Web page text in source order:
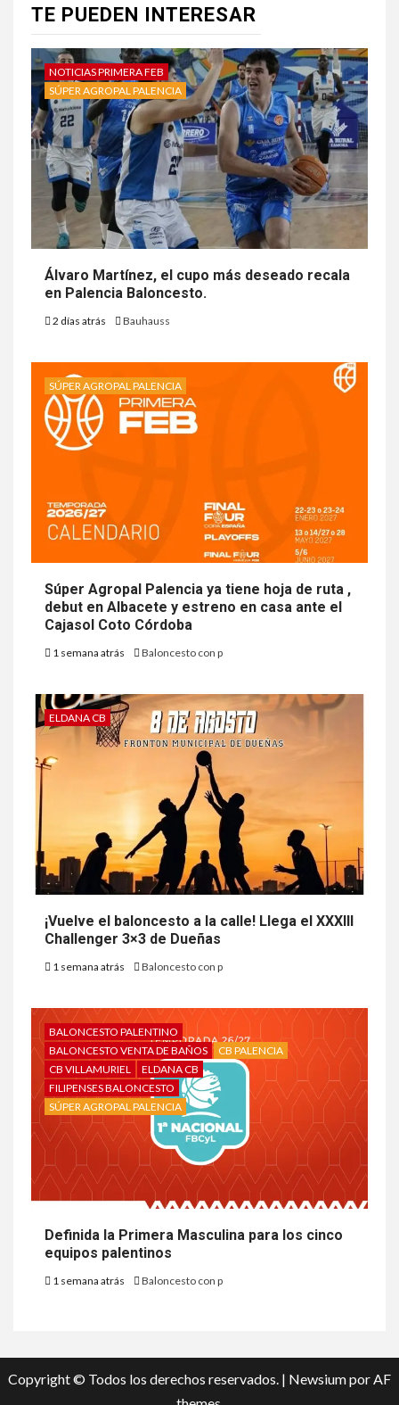
TE PUEDEN INTERESAR
NOTICIAS PRIMERA FEB
SÚPER AGROPAL PALENCIA
Álvaro Martínez, el cupo más deseado recala
en Palencia Baloncesto.
2 días atrás Bauhauss
SÚPER AGROPAL PALENCIA
Súper Agropal Palencia ya tiene hoja de ruta ,
debut en Albacete y estreno en casa ante el
Cajasol Coto Córdoba
1 semana atrás Baloncesto con p
ELDANA CB
¡Vuelve el baloncesto a la calle! Llega el XXXIII
Challenger 3×3 de Dueñas
1 semana atrás Baloncesto con p
BALONCESTO PALENTINO
BALONCESTO VENTA DE BAÑOS
CB PALENCIA
CB VILLAMURIEL
ELDANA CB
FILIPENSES BALONCESTO
SÚPER AGROPAL PALENCIA
Definida la Primera Masculina para los cinco
equipos palentinos
1 semana atrás Baloncesto con p
Copyright © Todos los derechos reservados. | Newsiumpor AF